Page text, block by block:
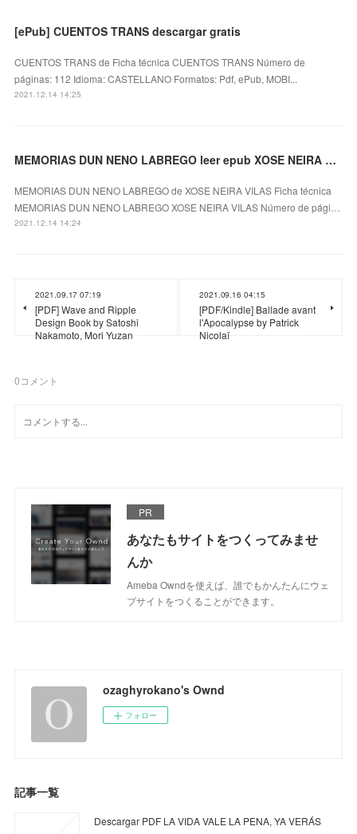
[ePub] CUENTOS TRANS descargar gratis
CUENTOS TRANS de Ficha técnica CUENTOS TRANS Número de
páginas: 112 Idioma: CASTELLANO Formatos: Pdf, ePub, MOBI...
2021.12.14 14:25
MEMORIAS DUN NENO LABREGO leer epub XOSE NEIRA VILAS
MEMORIAS DUN NENO LABREGO de XOSE NEIRA VILAS Ficha técnica
MEMORIAS DUN NENO LABREGO XOSE NEIRA VILAS Número de pági…
2021.12.14 14:24
2021.09.17 07:19
[PDF] Wave and Ripple
Design Book by Satoshi
Nakamoto, Mori Yuzan
2021.09.16 04:15
[PDF/Kindle] Ballade avant
l'Apocalypse by Patrick
Nicolaï
0コメント
PR
あなたもサイトをつくってみませ
んか
Ameba Owndを使えば、誰でもかんたんにウェ
ブサイトをつくることができます。
ozaghyrokano's Ownd
フォロー
記事一覧
Descargar PDF LA VIDA VALE LA PENA, YA VERÁS